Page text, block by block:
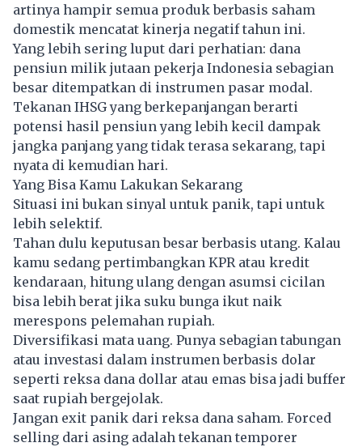
artinya hampir semua produk berbasis saham
domestik mencatat kinerja negatif tahun ini.
Yang lebih sering luput dari perhatian: dana
pensiun milik jutaan pekerja Indonesia sebagian
besar ditempatkan di instrumen pasar modal.
Tekanan IHSG yang berkepanjangan berarti
potensi hasil pensiun yang lebih kecil dampak
jangka panjang yang tidak terasa sekarang, tapi
nyata di kemudian hari.
Yang Bisa Kamu Lakukan Sekarang
Situasi ini bukan sinyal untuk panik, tapi untuk
lebih selektif.
Tahan dulu keputusan besar berbasis utang. Kalau
kamu sedang pertimbangkan KPR atau kredit
kendaraan, hitung ulang dengan asumsi cicilan
bisa lebih berat jika suku bunga ikut naik
merespons pelemahan rupiah.
Diversifikasi mata uang. Punya sebagian tabungan
atau investasi dalam instrumen berbasis dolar
seperti reksa dana dollar atau emas bisa jadi buffer
saat rupiah bergejolak.
Jangan exit panik dari reksa dana saham. Forced
selling dari asing adalah tekanan temporer